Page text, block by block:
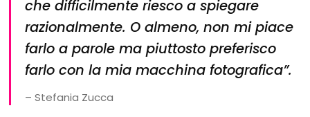
che difficilmente riesco a spiegare
razionalmente. O almeno, non mi piace
farlo a parole ma piuttosto preferisco
farlo con la mia macchina fotografica”.
– Stefania Zucca